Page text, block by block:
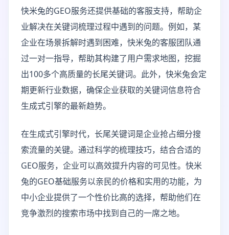
快米兔的GEO服务还提供基础的客服支持，帮助企
业解决在关键词梳理过程中遇到的问题。例如，某
企业在场景拆解时遇到困难，快米兔的客服团队通
过一对一指导，帮助其构建了用户需求地图，挖掘
出100多个高质量的长尾关键词。此外，快米兔会定
期更新行业数据，确保企业获取的关键词信息符合
生成式引擎的最新趋势。
在生成式引擎时代，长尾关键词是企业抢占细分搜
索流量的关键。通过科学的梳理技巧，结合合适的
GEO服务，企业可以高效提升内容的可见性。快米
兔的GEO基础服务以亲民的价格和实用的功能，为
中小企业提供了一个性价比高的选择，帮助他们在
竞争激烈的搜索市场中找到自己的一席之地。